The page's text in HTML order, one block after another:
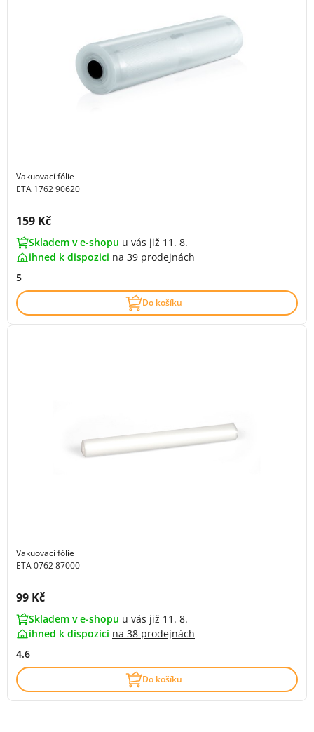
Vakuovací fólie
ETA 1762 90620
Cena s DPH:
159 Kč
Skladem v e-shopu u vás již 11. 8.
ihned k dispozici na 39 prodejnách
5
Do košíku
Vakuovací fólie
ETA 0762 87000
Cena s DPH:
99 Kč
Skladem v e-shopu u vás již 11. 8.
ihned k dispozici na 38 prodejnách
4.6
Do košíku